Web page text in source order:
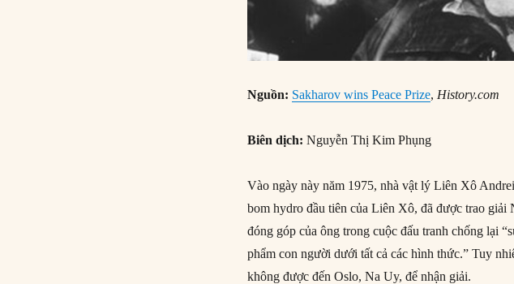
Nguồn: Sakharov wins Peace Prize, History.com
Biên dịch: Nguyễn Thị Kim Phụng
Vào ngày này năm 1975, nhà vật lý Liên Xô
bom hydro đầu tiên của Liên Xô, đã được trao giải
đóng góp của ông trong cuộc đấu tranh chống lại
phẩm con người dưới tất cả các hình thức.” Tuy
không được đến Oslo, Na Uy, để nhận giải.